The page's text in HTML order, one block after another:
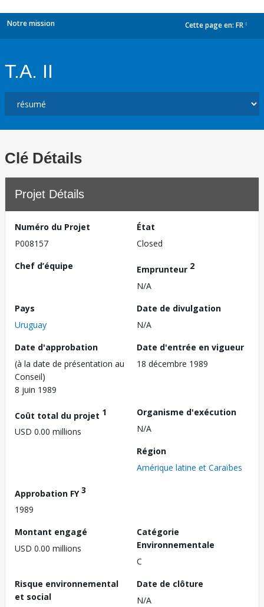
Notre mission Cette page en: FR
T.A. II
Clé Détails
Projet Détails
Numéro du Projet
P008157
État
Closed
Chef d’équipe
Emprunteur 2
N/A
Pays
Uruguay
Date de divulgation
N/A
Date d'approbation
(à la date de présentation au
Conseil)
8 juin 1989
Date d'entrée en vigueur
18 décembre 1989
Coût total du projet 1
USD 0.00 millions
Organisme d'exécution
N/A
Région
Amérique latine et Caraïbes
Approbation FY3
1989
Montant engagé
USD 0.00 millions
Catégorie
Environnementale
C
Risque environnemental
et social
Date de clôture
N/A